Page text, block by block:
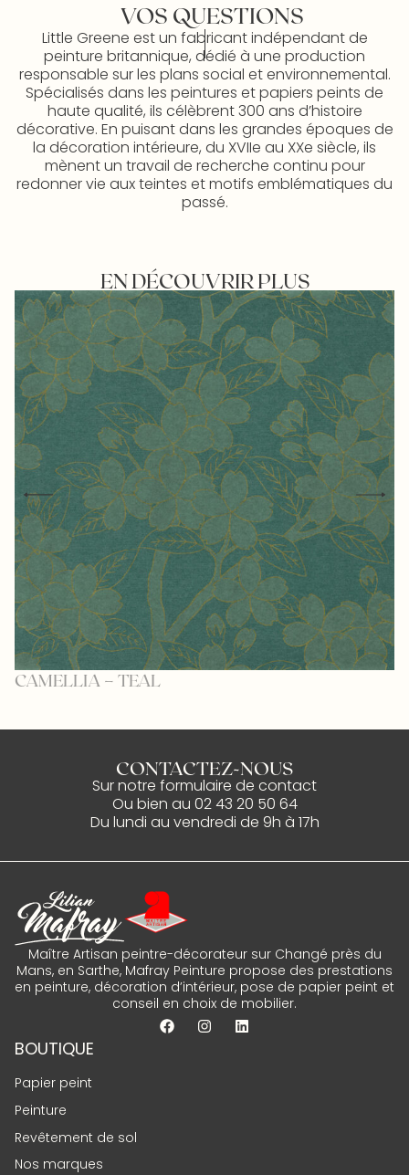
VOS QUESTIONS
Little Greene est un fabricant indépendant de
peinture britannique, dédié à une production
responsable sur les plans social et environnemental.
Spécialisés dans les peintures et papiers peints de
haute qualité, ils célèbrent 300 ans d’histoire
décorative. En puisant dans les grandes époques de
la décoration intérieure, du XVIIe au XXe siècle, ils
mènent un travail de recherche continu pour
redonner vie aux teintes et motifs emblématiques du
passé.
EN DÉCOUVRIR PLUS
CAMELLIA – TEAL
CONTACTEZ-NOUS
Sur notre formulaire de contact
Ou bien au 02 43 20 50 64
Du lundi au vendredi de 9h à 17h
Maître Artisan peintre-décorateur sur Changé près du
Mans, en Sarthe, Mafray Peinture propose des prestations
en peinture, décoration d’intérieur, pose de papier peint et
conseil en choix de mobilier.
BOUTIQUE
Papier peint
Peinture
Revêtement de sol
Nos marques